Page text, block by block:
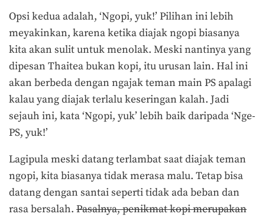
Opsi kedua adalah, ‘Ngopi, yuk!’ Pilihan ini lebih
meyakinkan, karena ketika diajak ngopi biasanya
kita akan sulit untuk menolak. Meski nantinya yang
dipesan Thaitea bukan kopi, itu urusan lain. Hal ini
akan berbeda dengan ngajak teman main PS apalagi
kalau yang diajak terlalu keseringan kalah. Jadi
sejauh ini, kata ‘Ngopi, yuk’ lebih baik daripada ‘Nge-
PS, yuk!’
Lagipula meski datang terlambat saat diajak teman
ngopi, kita biasanya tidak merasa malu. Tetap bisa
datang dengan santai seperti tidak ada beban dan
rasa bersalah. Pasalnya, penikmat kopi merupakan